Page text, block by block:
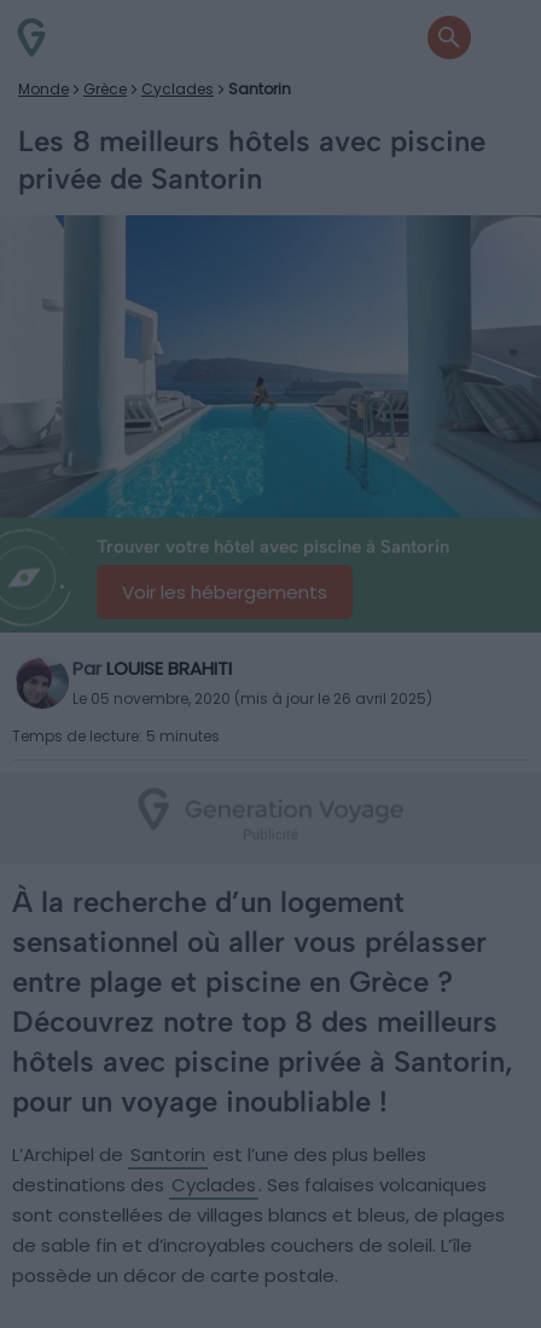
Monde Grèce Cyclades Santorin
Les 8 meilleurs hôtels avec piscine
privée de Santorin
Trouver votre hôtel avec piscine à Santorin
Voir les hébergements
Par LOUISE BRAHITI
Le 05 novembre, 2020 (mis à jour le 26 avril 2025)
Temps de lecture: 5 minutes
À la recherche d’un logement
sensationnel où aller vous prélasser
entre plage et piscine en Grèce ?
Découvrez notre top 8 des meilleurs
hôtels avec piscine privée à Santorin,
pour un voyage inoubliable !
L’Archipel de Santorin est l’une des plus belles
destinations des Cyclades. Ses falaises volcaniques
sont constellées de villages blancs et bleus, de plages
de sable fin et d’incroyables couchers de soleil. L’île
possède un décor de carte postale.